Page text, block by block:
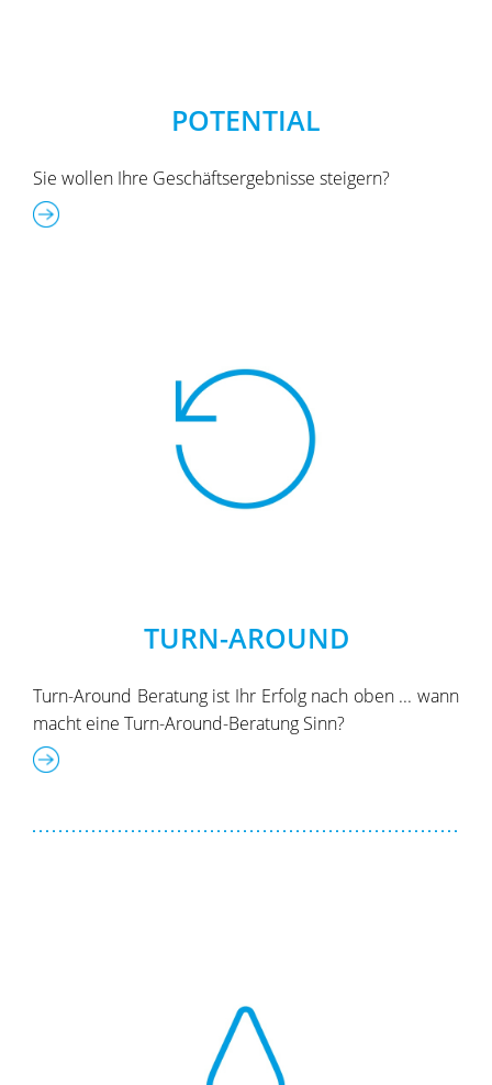
POTENTIAL
Sie wollen Ihre Geschäftsergebnisse steigern?
TURN-AROUND
Turn-Around Beratung ist Ihr Erfolg nach oben ... wann
macht eine Turn-Around-Beratung Sinn?